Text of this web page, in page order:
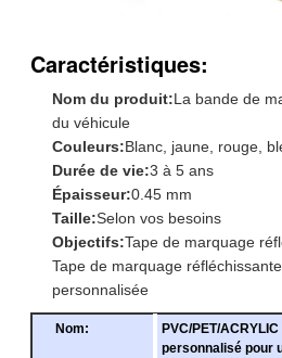
Caractéristiques:
Nom du produit:La bande de
du véhicule
Couleurs:Blanc, jaune, rouge,
Durée de vie:3 à 5 ans
Épaisseur:0.45 mm
Taille:Selon vos besoins
Objectifs:Tape de marquage
Tape de marquage
personnalisée
Nom:
PVC/PET/
personnalisé pour